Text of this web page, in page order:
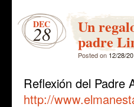
DEC
28 Un
padre
Posted on 12/28/
Reflexión del Padre
http://